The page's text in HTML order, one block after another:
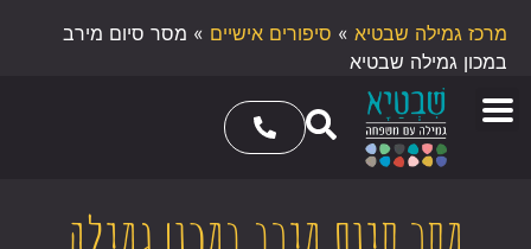
מרכז גמילה שבטיא » סיפורים אישיים » מסר סיום מירב
במכון גמילה שבטיא